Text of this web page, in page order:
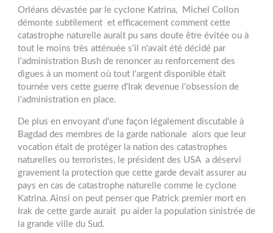
Orléans dévastée par le cyclone Katrina, Michel Collon
démonte subtilement et efficacement comment cette
catastrophe naturelle aurait pu sans doute être évitée ou à
tout le moins très atténuée s'il n'avait été décidé par
l'administration Bush de renoncer au renforcement des
digues à un moment où tout l'argent disponible était
tournée vers cette guerre d'Irak devenue l'obsession de
l'administration en place.
De plus en envoyant d'une façon légalement discutable à
Bagdad des membres de la garde nationale alors que leur
vocation était de protéger la nation des catastrophes
naturelles ou terroristes, le président des USA a déservi
gravement la protection que cette garde devait assurer au
pays en cas de catastrophe naturelle comme le cyclone
Katrina. Ainsi on peut penser que Patrick premier mort en
Irak de cette garde aurait pu aider la population sinistrée de
la grande ville du Sud.